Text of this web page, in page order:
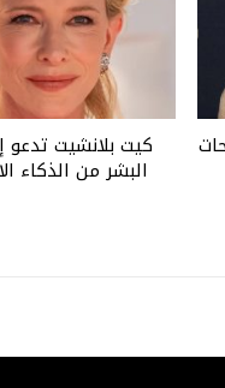
كيت بلانشيت تدعو
البشر من الذكاء